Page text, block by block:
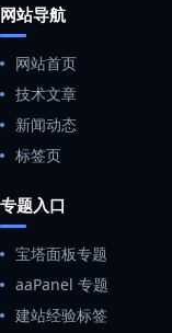
网站导航
网站首页
技术文章
新闻动态
标签页
专题入口
宝塔面板专题
aaPanel 专题
建站经验标签